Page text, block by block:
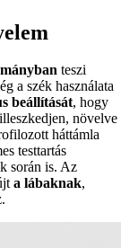
teszi
a szék használata
beállítását, hogy
növelve
háttámla
testtartás
során is. Az
a lábaknak,